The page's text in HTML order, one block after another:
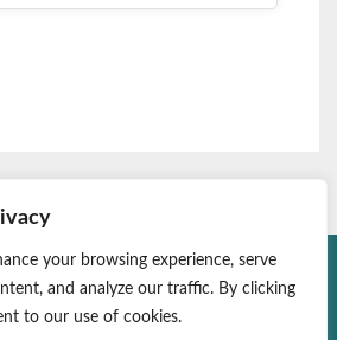
your browsing experience, serve
and analyze our traffic. By clicking
to our use of cookies.
Datenschutz